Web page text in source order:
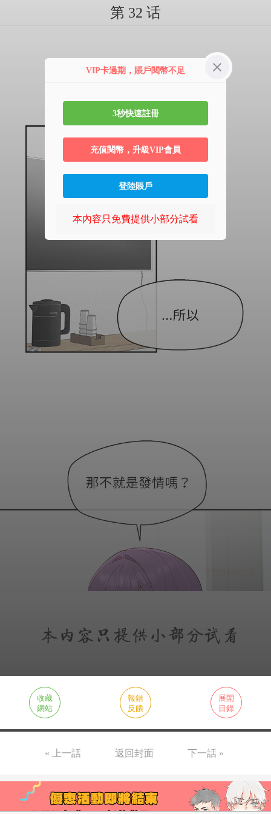
第 32 话
收藏
網站
報錯
反饋
展開
目錄
« 上一話 返回封面 下一話 »
VIP卡過期，賬戶閱幣不足
3秒快速註冊
充值閱幣，升級VIP會員
登陸賬戶
本內容只免費提供小部分試看